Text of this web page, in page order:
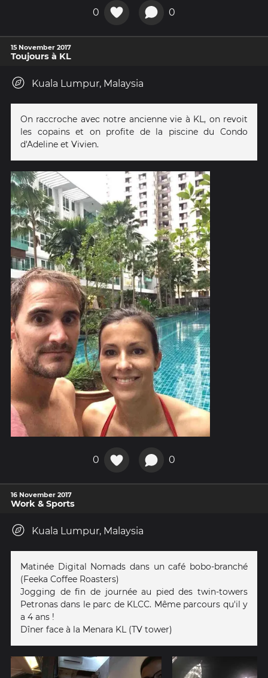
0 0
15 November 2017
Toujours à KL
Kuala Lumpur, Malaysia
On raccroche avec notre ancienne vie à KL, on revoit
les copains et on profite de la piscine du Condo
d'Adeline et Vivien.
0 0
16 November 2017
Work & Sports
Kuala Lumpur, Malaysia
Matinée Digital Nomads dans un café bobo-branché
(Feeka Coffee Roasters)
Jogging de fin de journée au pied des twin-towers
Petronas dans le parc de KLCC. Même parcours qu'il y
a 4 ans !
Dîner face à la Menara KL (TV tower)